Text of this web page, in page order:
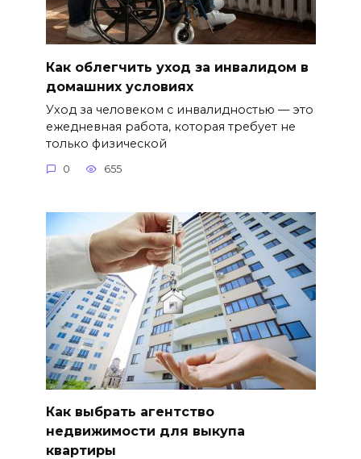
Как облегчить уход за инвалидом в
домашних условиях
Уход за человеком с инвалидностью — это
ежедневная работа, которая требует не
только физической
0 655
Как выбрать агентство
недвижимости для выкупа
квартиры